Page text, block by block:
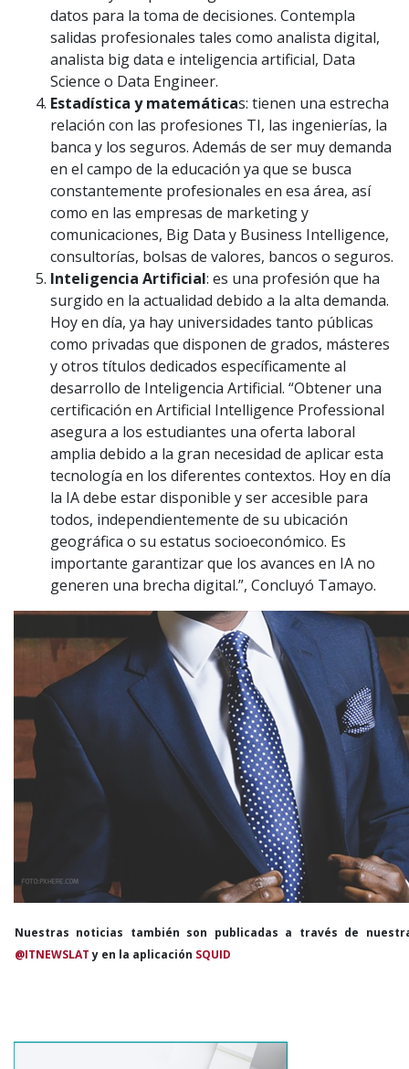
datos para la toma de decisiones. Contempla
salidas profesionales tales como analista digital,
analista big data e inteligencia artificial, Data
Science o Data Engineer.
Estadística y matemáticas: tienen una estrecha
relación con las profesiones TI, las ingenierías, la
banca y los seguros. Además de ser muy demanda
en el campo de la educación ya que se busca
constantemente profesionales en esa área, así
como en las empresas de marketing y
comunicaciones, Big Data y Business Intelligence,
consultorías, bolsas de valores, bancos o seguros.
Inteligencia Artificial: es una profesión que ha
surgido en la actualidad debido a la alta demanda.
Hoy en día, ya hay universidades tanto públicas
como privadas que disponen de grados, másteres
y otros títulos dedicados específicamente al
desarrollo de Inteligencia Artificial. “Obtener una
certificación en Artificial Intelligence Professional
asegura a los estudiantes una oferta laboral
amplia debido a la gran necesidad de aplicar esta
tecnología en los diferentes contextos. Hoy en día
la IA debe estar disponible y ser accesible para
todos, independientemente de su ubicación
geográfica o su estatus socioeconómico. Es
importante garantizar que los avances en IA no
generen una brecha digital.”, Concluyó Tamayo.
Nuestras noticias también son publicadas a través de
@ITNEWSLATy en la aplicación SQUID